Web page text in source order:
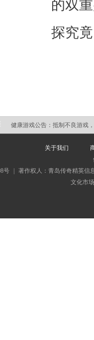
的双
探究
健康游戏公告： 抵制不良游戏
关于我们
号
著作权人：青岛传奇精英信
文化市